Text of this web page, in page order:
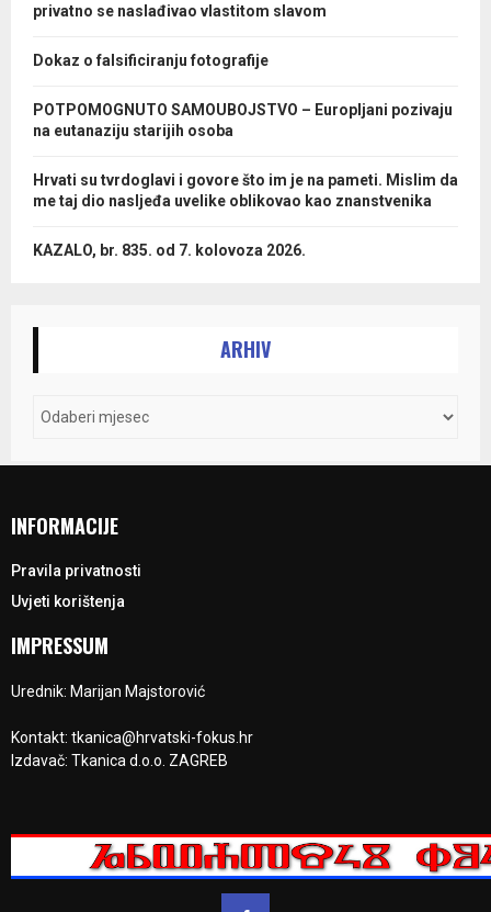
privatno se naslađivao vlastitom slavom
Dokaz o falsificiranju fotografije
POTPOMOGNUTO SAMOUBOJSTVO – Europljani pozivaju
na eutanaziju starijih osoba
Hrvati su tvrdoglavi i govore što im je na pameti. Mislim da
me taj dio nasljeđa uvelike oblikovao kao znanstvenika
KAZALO, br. 835. od 7. kolovoza 2026.
ARHIV
INFORMACIJE
Pravila privatnosti
Uvjeti korištenja
IMPRESSUM
Urednik: Marijan Majstorović
Kontakt: tkanica@hrvatski-fokus.hr
Izdavač: Tkanica d.o.o. ZAGREB